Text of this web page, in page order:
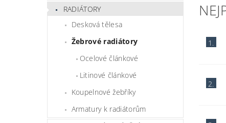
RADIÁTORY
Desková tělesa
Žebrové radiátory
Ocelové článkové
Litinové článkové
Koupelnové žebříky
Armatury k radiátorům
1.
2.